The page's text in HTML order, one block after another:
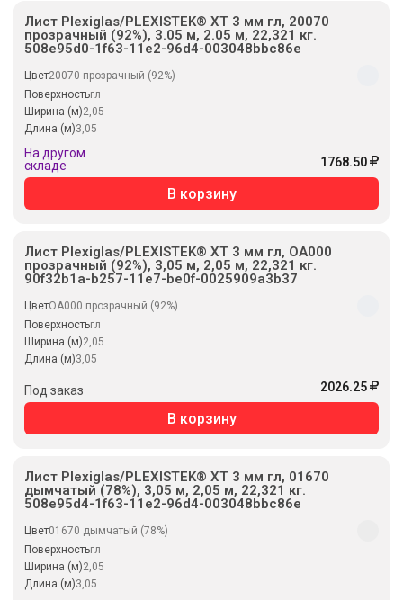
Лист Plexiglas/PLEXISTEK® XT 3 мм гл, 20070
прозрачный (92%), 3.05 м, 2.05 м, 22,321 кг.
508e95d0-1f63-11e2-96d4-003048bbc86e
Цвет20070 прозрачный (92%)
Поверхностьгл
Ширина (м)2,05
Длина (м)3,05
На другом
складе
1768.50
В корзину
Лист Plexiglas/PLEXISTEK® XT 3 мм гл, OA000
прозрачный (92%), 3,05 м, 2,05 м, 22,321 кг.
90f32b1a-b257-11e7-be0f-0025909a3b37
ЦветOA000 прозрачный (92%)
Поверхностьгл
Ширина (м)2,05
Длина (м)3,05
Под заказ 2026.25
В корзину
Лист Plexiglas/PLEXISTEK® XT 3 мм гл, 01670
дымчатый (78%), 3,05 м, 2,05 м, 22,321 кг.
508e95d4-1f63-11e2-96d4-003048bbc86e
Цвет01670 дымчатый (78%)
Поверхностьгл
Ширина (м)2,05
Длина (м)3,05